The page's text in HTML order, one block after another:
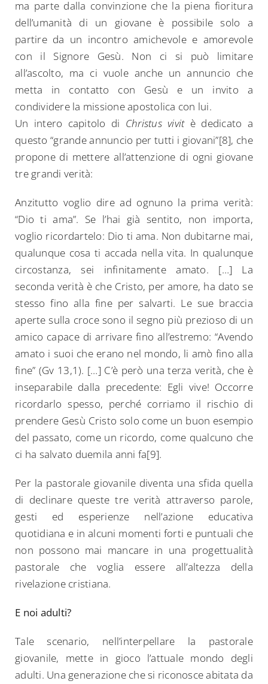
ma parte dalla convinzione che la piena fioritura
dell’umanità di un giovane è possibile solo a
partire da un incontro amichevole e amorevole
con il Signore Gesù. Non ci si può limitare
all’ascolto, ma ci vuole anche un annuncio che
metta in contatto con Gesù e un invito a
condividere la missione apostolica con lui.
Un intero capitolo di Christus vivitè dedicato a
questo “grande annuncio per tutti i giovani”[8], che
propone di mettere all’attenzione di ogni giovane
tre grandi verità:
Anzitutto voglio dire ad ognuno la prima verità:
“Dio ti ama”. Se l’hai già sentito, non importa,
voglio ricordartelo: Dio ti ama. Non dubitarne mai,
qualunque cosa ti accada nella vita. In qualunque
circostanza, sei infinitamente amato. […] La
seconda verità è che Cristo, per amore, ha dato se
stesso fino alla fine per salvarti. Le sue braccia
aperte sulla croce sono il segno più prezioso di un
amico capace di arrivare fino all’estremo: “Avendo
amato i suoi che erano nel mondo, li amò fino alla
fine” (Gv 13,1). […] C’è però una terza verità, che è
inseparabile dalla precedente: Egli vive! Occorre
ricordarlo spesso, perché corriamo il rischio di
prendere Gesù Cristo solo come un buon esempio
del passato, come un ricordo, come qualcuno che
ci ha salvato duemila anni fa[9].
Per la pastorale giovanile diventa una sfida quella
di declinare queste tre verità attraverso parole,
gesti ed esperienze nell’azione educativa
quotidiana e in alcuni momenti forti e puntuali che
non possono mai mancare in una progettualità
pastorale che voglia essere all’altezza della
rivelazione cristiana.
E noi adulti?
Tale scenario, nell’interpellare la pastorale
giovanile, mette in gioco l’attuale mondo degli
adulti. Una generazione che si riconosce abitata da
Search
for: